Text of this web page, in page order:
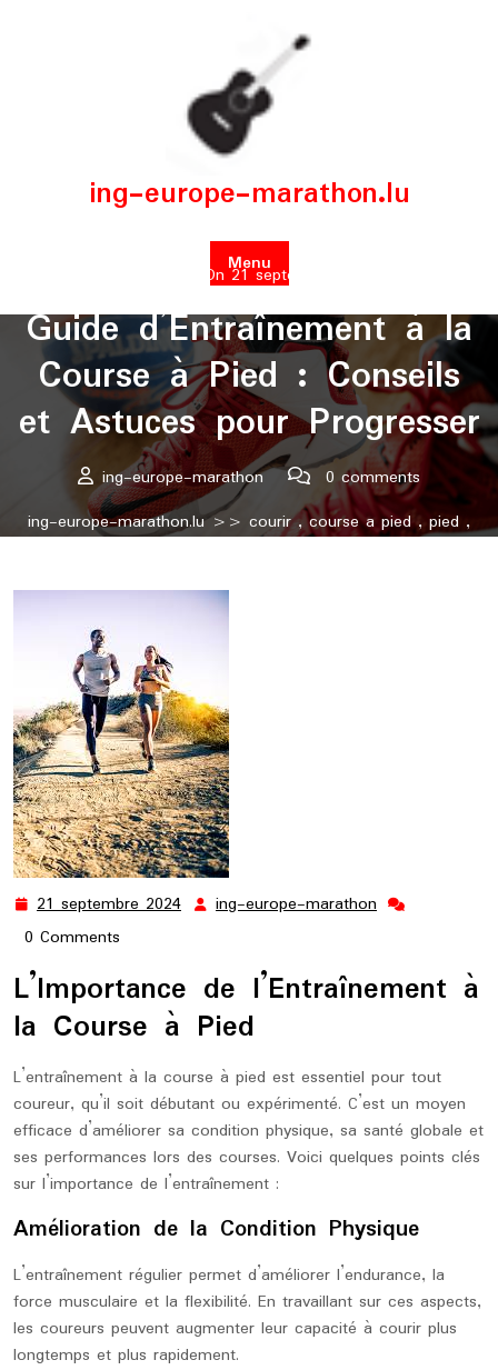
ing-europe-marathon.lu
Menu
Posted On 21 septembre 2024
Guide d’Entraînement à la
Course à Pied : Conseils
et Astuces pour Progresser
ing-europe-marathon
0 comments
ing-europe-marathon.lu>> courir,course a pied, pied ,
21 septembre 2024 21 ing-europe-marathon ing-
0 Comments
L’Importance de l’Entraînement à
la Course à Pied
L’entraînement à la course à pied est essentiel pour tout
coureur, qu’il soit débutant ou expérimenté. C’est un moyen
efficace d’améliorer sa condition physique, sa santé globale et
ses performances lors des courses. Voici quelques points clés
sur l’importance de l’entraînement :
Amélioration de la Condition Physique
L’entraînement régulier permet d’améliorer l’endurance, la
force musculaire et la flexibilité. En travaillant sur ces aspects,
les coureurs peuvent augmenter leur capacité à courir plus
longtemps et plus rapidement.